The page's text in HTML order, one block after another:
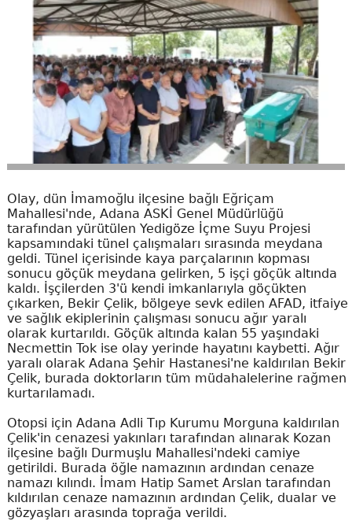
Olay, dün İmamoğlu ilçesine bağlı Eğriçam
Mahallesi'nde, Adana ASKİ Genel Müdürlüğü
tarafından yürütülen Yedigöze İçme Suyu Projesi
kapsamındaki tünel çalışmaları sırasında meydana
geldi. Tünel içerisinde kaya parçalarının kopması
sonucu göçük meydana gelirken, 5 işçi göçük altında
kaldı. İşçilerden 3'ü kendi imkanlarıyla göçükten
çıkarken, Bekir Çelik, bölgeye sevk edilen AFAD, itfaiye
ve sağlık ekiplerinin çalışması sonucu ağır yaralı
olarak kurtarıldı. Göçük altında kalan 55 yaşındaki
Necmettin Tok ise olay yerinde hayatını kaybetti. Ağır
yaralı olarak Adana Şehir Hastanesi'ne kaldırılan Bekir
Çelik, burada doktorların tüm müdahalelerine rağmen
kurtarılamadı.
Otopsi için Adana Adli Tıp Kurumu Morguna kaldırılan
Çelik'in cenazesi yakınları tarafından alınarak Kozan
ilçesine bağlı Durmuşlu Mahallesi'ndeki camiye
getirildi. Burada öğle namazının ardından cenaze
namazı kılındı. İmam Hatip Samet Arslan tarafından
kıldırılan cenaze namazının ardından Çelik, dualar ve
gözyaşları arasında toprağa verildi.